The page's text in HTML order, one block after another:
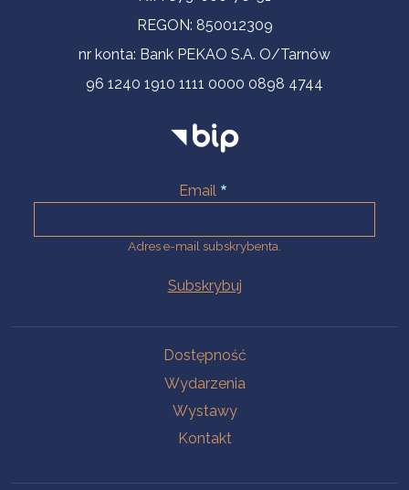
REGON: 850012309
nr konta: Bank PEKAO S.A. O/Tarnów
96 1240 1910 1111 0000 0898 4744
Email
Adres e-mail subskrybenta.
Dostępność
Wydarzenia
Wystawy
Kontakt